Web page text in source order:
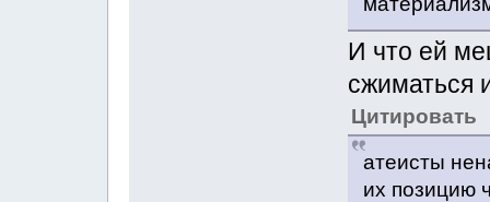
И что ей
сжиматься
Цитировать
атеисты
их позицию